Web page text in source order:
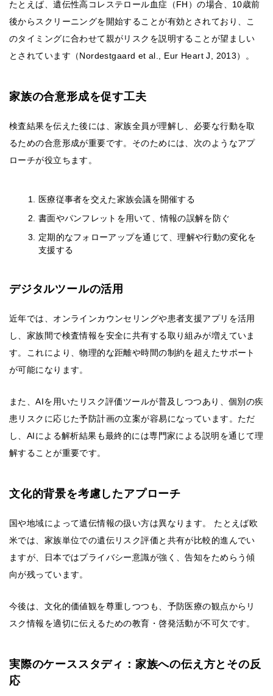
たとえば、遺伝性高コレステロール血症（FH）の場合、10歳前
後からスクリーニングを開始することが有効とされており、こ
のタイミングに合わせて親がリスクを説明することが望ましい
とされています（Nordestgaard et al., Eur Heart J, 2013）。
家族の合意形成を促す工夫
検査結果を伝えた後には、家族全員が理解し、必要な行動を取
るための合意形成が重要です。そのためには、次のようなアプ
ローチが役立ちます。
医療従事者を交えた家族会議を開催する
書面やパンフレットを用いて、情報の誤解を防ぐ
定期的なフォローアップを通じて、理解や行動の変化を
支援する
デジタルツールの活用
近年では、オンラインカウンセリングや患者支援アプリを活用
し、家族間で検査情報を安全に共有する取り組みが増えていま
す。これにより、物理的な距離や時間の制約を超えたサポート
が可能になります。
また、AIを用いたリスク評価ツールが普及しつつあり、個別の疾
患リスクに応じた予防計画の立案が容易になっています。ただ
し、AIによる解析結果も最終的には専門家による説明を通じて理
解することが重要です。
文化的背景を考慮したアプローチ
国や地域によって遺伝情報の扱い方は異なります。 たとえば欧
米では、家族単位での遺伝リスク評価と共有が比較的進んでい
ますが、日本ではプライバシー意識が強く、告知をためらう傾
向が残っています。
今後は、文化的価値観を尊重しつつも、予防医療の観点からリ
スク情報を適切に伝えるための教育・啓発活動が不可欠です。
実際のケーススタディ：家族への伝え方とその反
応